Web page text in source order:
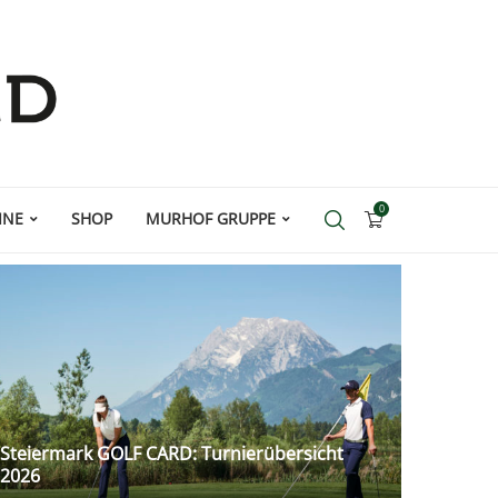
SHOP MURHOF GRUPPE 0
Steiermark GOLF CARD: Turnierübersicht
2026